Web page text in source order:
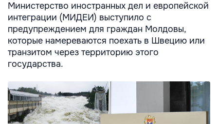
Министерство иностранных дел и европейской
интеграции (MИДЕИ) выступило с
предупреждением для граждан Молдовы,
которые намереваются поехать в Швецию или
транзитом через территорию этого
государства.